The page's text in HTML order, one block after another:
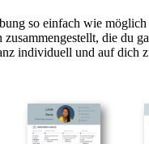
so einfach wie möglich
die du
individuell und auf dich